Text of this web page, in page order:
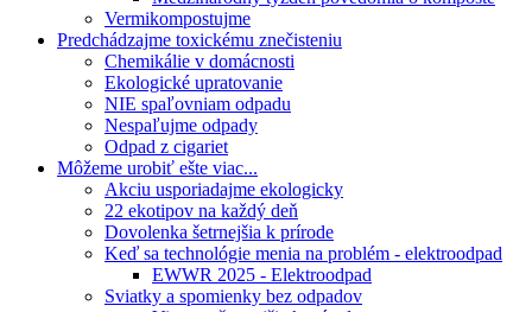
Vermikompostujme
Predchádzajme toxickému znečisteniu
Chemikálie v domácnosti
Ekologické upratovanie
NIE spaľovniam odpadu
Nespaľujme odpady
Odpad z cigariet
Môžeme urobiť ešte viac...
Akciu usporiadajme ekologicky
22 ekotipov na každý deň
Dovolenka šetrnejšia k prírode
Keď sa technológie menia na problém - elektroodpad
EWWR 2025 - Elektroodpad
Sviatky a spomienky bez odpadov